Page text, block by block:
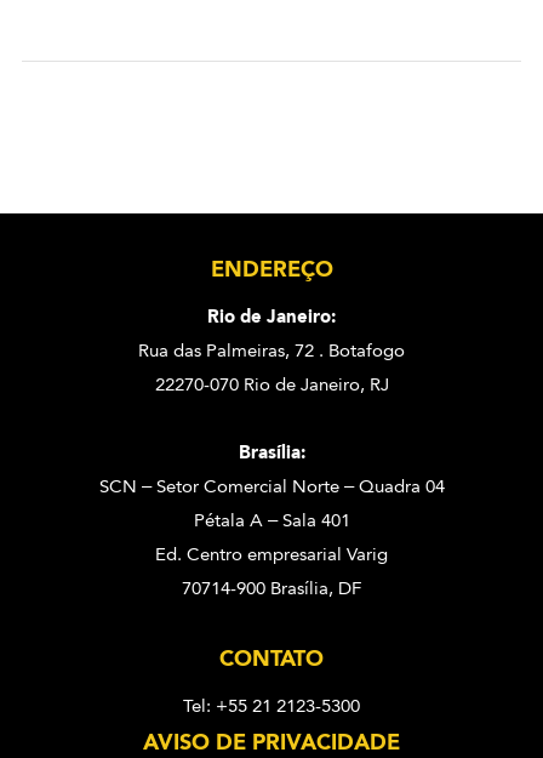
ENDEREÇO
Rio de Janeiro:
Rua das Palmeiras, 72 . Botafogo
22270-070 Rio de Janeiro, RJ
Brasília:
SCN – Setor Comercial Norte – Quadra 04
Pétala A – Sala 401
Ed. Centro empresarial Varig
70714-900 Brasília, DF
CONTATO
Tel: +55 21 2123-5300
AVISO DE PRIVACIDADE